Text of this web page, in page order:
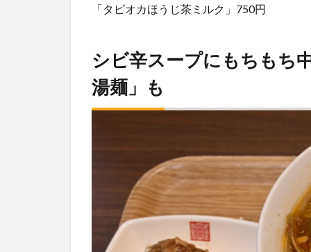
「タピオカほうじ茶ミルク」750円
シビ辛スープにもちもち
湯麺」も